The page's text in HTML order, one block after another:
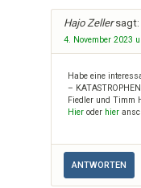
Hajo Zeller sagt:
4. November 2023
Habe eine
–
Fiedler und Timm
Hieroder hier
ANTWORTEN